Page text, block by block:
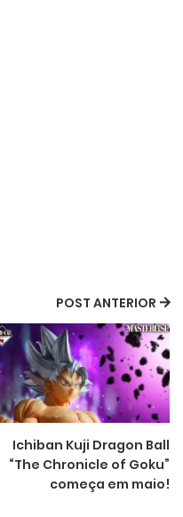
POST ANTERIOR
Ichiban Kuji Dragon Ball
“The Chronicle of Goku”
começa em maio!